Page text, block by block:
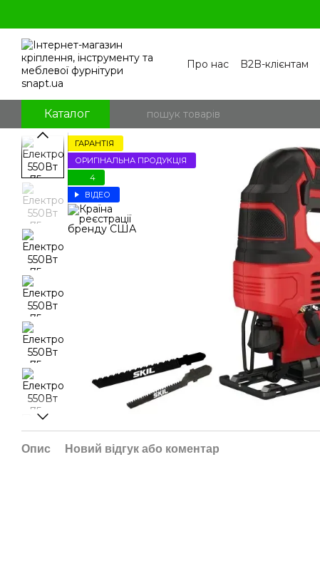
Про нас B2B-клієнтам
Блог
Каталог
ГАРАНТІЯ
ОРИГІНАЛЬНА ПРОДУКЦІЯ
4
ВІДЕО
Опис Новий відгук або коментар